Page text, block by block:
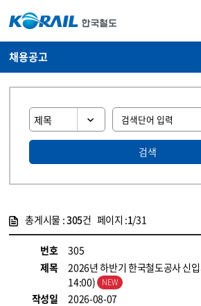
채용공고
검색
총게시물 :305건 페이지 :1/31
번호
305
제목
2026년 하반기 한국철도공사 신
14:00)
작성일
2026-08-07